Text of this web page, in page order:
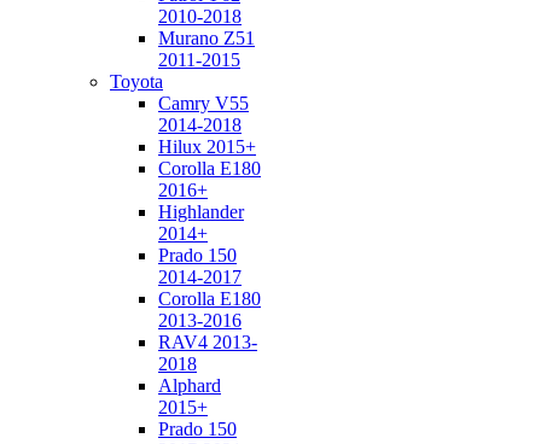
2010-2018
Murano Z51
2011-2015
Toyota
Camry V55
2014-2018
Hilux 2015+
Corolla E180
2016+
Highlander
2014+
Prado 150
2014-2017
Corolla E180
2013-2016
RAV4 2013-
2018
Alphard
2015+
Prado 150